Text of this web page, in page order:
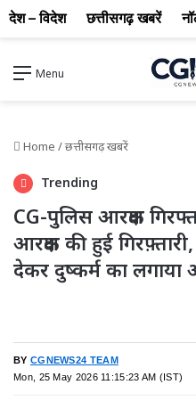
Menu
Home /छत्तीसगढ़ खबरें
Trending
CG-पुलिस आरक्षक
आरक्षक की हुई
देकर दुष्कर्म का लगाया
BY CGNEWS24 TEAM
Mon, 25 May 2026 11:15:23 AM (IST)
देश – विदेश छत्तीसगढ़ खबरें